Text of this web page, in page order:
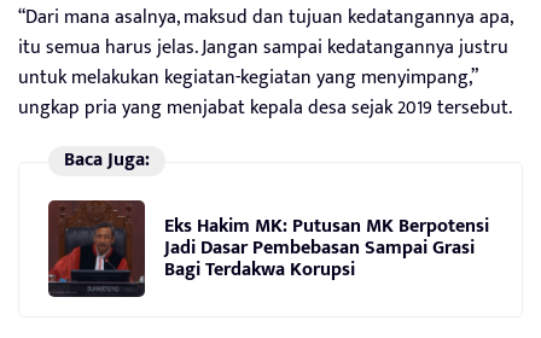
“Dari mana asalnya, maksud dan tujuan kedatangannya apa,
itu semua harus jelas. Jangan sampai kedatangannya justru
untuk melakukan kegiatan-kegiatan yang menyimpang,”
ungkap pria yang menjabat kepala desa sejak 2019 tersebut.
Baca Juga:
Eks Hakim MK: Putusan MK Berpotensi
Jadi Dasar Pembebasan Sampai Grasi
Bagi Terdakwa Korupsi